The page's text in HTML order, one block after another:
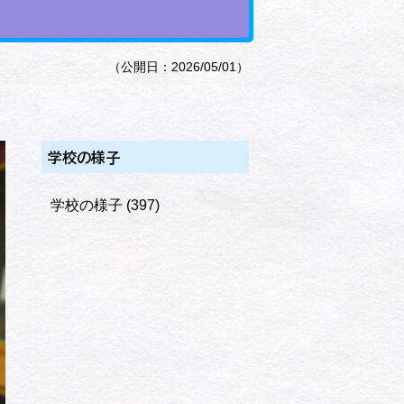
（公開日：2026/05/01）
学校の様子
学校の様子 (397)